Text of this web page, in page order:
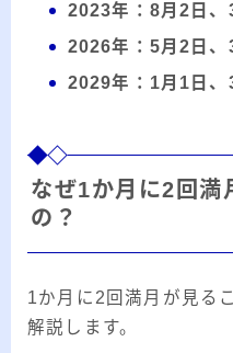
2023年：8月2日、
2026年：5月2日、
2029年：1月1日、
なぜ1か月に2回満
の？
1か月に2回満月が見る
解説します。